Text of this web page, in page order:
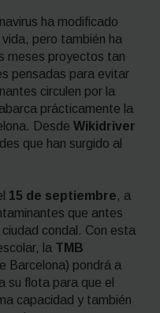
ha modificado
pero también ha
meses proyectos tan
pensadas para evitar
circulen por la
prácticamente la
Desde Wikidriver
que han surgido al
15 de septiembre, a
que antes
condal. Con esta
la TMB
Barcelona) pondrá a
su flota para que el
capacidad y también